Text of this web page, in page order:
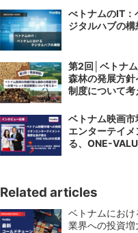
べトナムのIT：
ジタルハブの構
第2回│ベトナ
森林の発展方
制度について考
ベトナム映画
エンターテイ
る、ONE-
Related articles
ベトナムにお
業界への投資増